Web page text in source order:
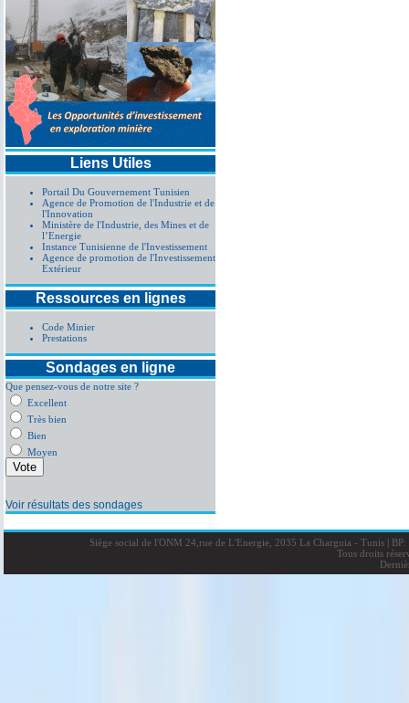
Liens Utiles
Portail Du Gouvernement Tunisien
Agence de Promotion de l'Industrie et de
l'Innovation
Ministère de l'Industrie, des Mines et de
l’Energie
Instance Tunisienne de l'Investissement
Agence de promotion de l'Investissement
Extérieur
Ressources en lignes
Code Minier
Prestations
Sondages en ligne
Que pensez-vous de notre site ?
Excellent
Très bien
Bien
Moyen
Voir résultats des sondages
Siège social de l'ONM 24,rue de L'Energie, 2035 La Charguia - Tunis |BP:
Tous droits